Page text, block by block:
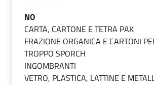
NO
CARTA, CARTONE E TETRA PAK
FRAZIONE ORGANICA E CARTONI
TROPPO SPORCH
INGOMBRANTI
VETRO, PLASTICA, LATTINE E